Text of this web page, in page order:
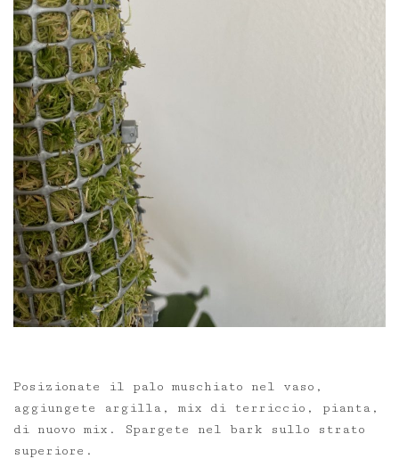
Posizionate il palo muschiato nel vaso,
aggiungete argilla, mix di terriccio, pianta,
di nuovo mix. Spargete nel bark sullo strato
superiore.